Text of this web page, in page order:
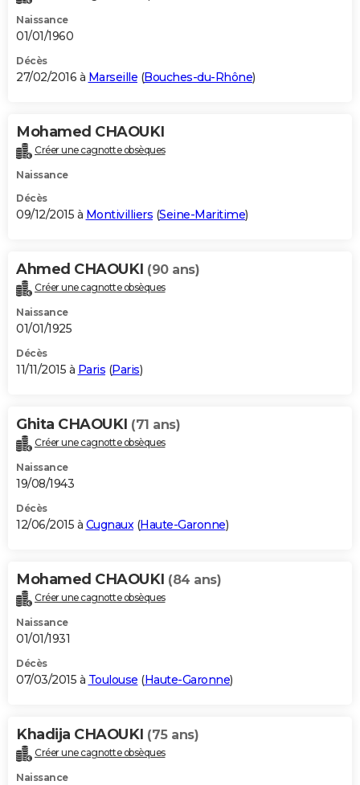
Naissance
01/01/1960
Décès
27/02/2016 à Marseille (Bouches-du-Rhône)
Mohamed CHAOUKI
Créer une cagnotte obsèques
Naissance
Décès
09/12/2015 à Montivilliers (Seine-Maritime)
Ahmed CHAOUKI (90 ans)
Créer une cagnotte obsèques
Naissance
01/01/1925
Décès
11/11/2015 à Paris (Paris)
Ghita CHAOUKI (71 ans)
Créer une cagnotte obsèques
Naissance
19/08/1943
Décès
12/06/2015 à Cugnaux(Haute-Garonne)
Mohamed CHAOUKI (84 ans)
Créer une cagnotte obsèques
Naissance
01/01/1931
Décès
07/03/2015 à Toulouse (Haute-Garonne)
Khadija CHAOUKI (75 ans)
Créer une cagnotte obsèques
Naissance